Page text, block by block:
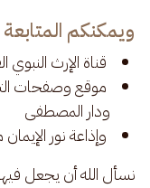
ويمكنكم
قناة الإرث النبوي
موقع وصفحات
ودار المصطفى
وإذاعة نور
نسأل الله أن يجعل